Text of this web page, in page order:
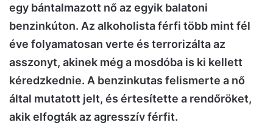
egy bántalmazott nő az egyik balatoni
benzinkúton. Az alkoholista férfi több mint fél
éve folyamatosan verte és terrorizálta az
asszonyt, akinek még a mosdóba is ki kellett
kéredzkednie. A benzinkutas felismerte a nő
által mutatott jelt, és értesítette a rendőröket,
akik elfogták az agresszív férfit.